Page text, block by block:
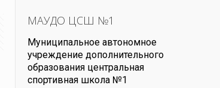
МАУДО ЦСШ №1
Муниципальное автономное
учреждение дополнительного
образования центральная
спортивная школа №1